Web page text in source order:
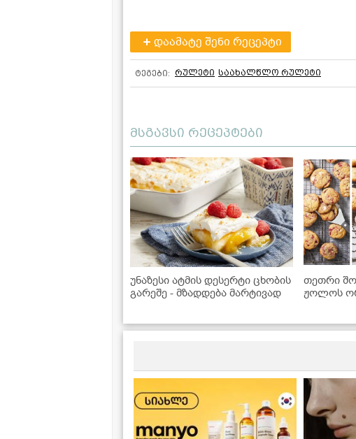
დაამატე შენი რეცეპტი
ტეგები: რულეტი საახალწლო რულეტი
მსგავსი რეცეპტები
უნაზესი ატმის დესერტი ცხობის
გარეშე - მზადდება მარტივად
თეთრი
ჟოლოს